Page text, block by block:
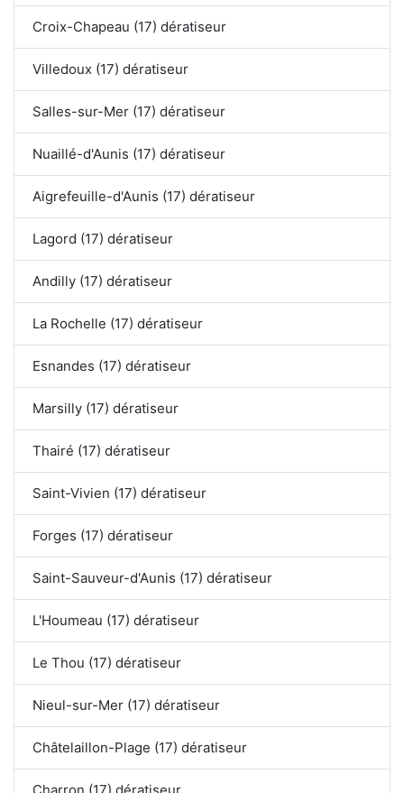
Croix-Chapeau (17) dératiseur
Villedoux (17) dératiseur
Salles-sur-Mer (17) dératiseur
Nuaillé-d'Aunis (17) dératiseur
Aigrefeuille-d'Aunis (17) dératiseur
Lagord (17) dératiseur
Andilly (17) dératiseur
La Rochelle (17) dératiseur
Esnandes (17) dératiseur
Marsilly (17) dératiseur
Thairé (17) dératiseur
Saint-Vivien (17) dératiseur
Forges (17) dératiseur
Saint-Sauveur-d'Aunis (17) dératiseur
L'Houmeau (17) dératiseur
Le Thou (17) dératiseur
Nieul-sur-Mer (17) dératiseur
Châtelaillon-Plage (17) dératiseur